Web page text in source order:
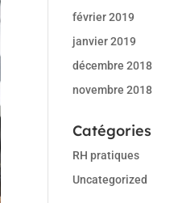
février 2019
janvier 2019
décembre 2018
novembre 2018
Catégories
RH pratiques
Uncategorized